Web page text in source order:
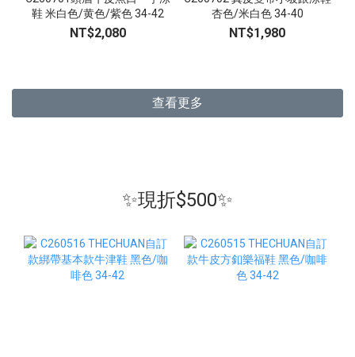
鞋 米白色/黄色/紫色 34-42
NT$2,080
杏色/米白色 34-40
NT$1,980
查看更多
✨現折$500✨